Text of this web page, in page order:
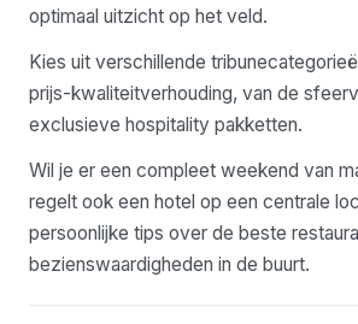
optimaal uitzicht op het veld.
Kies uit verschillende
prijs-kwaliteitverhouding, van de
exclusieve hospitality pakketten.
Wil je er een compleet weekend van
regelt ook een hotel op een centrale
persoonlijke tips over de beste
bezienswaardigheden in de buurt.